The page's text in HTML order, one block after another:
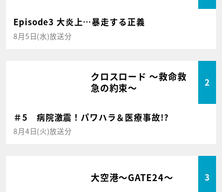
Episode3 大炎上…暴走する正義
8月5日(水)放送分
クロスロード ～救命救
急の約束～
2
＃5 病院激震！パワハラ＆医療事故!?
8月4日(火)放送分
大空港～GATE24～ 3